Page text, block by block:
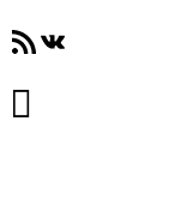
RSS-лентаВКонтакте